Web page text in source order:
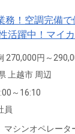
務！空調完備
活躍中！マイ
社負担！備品
上越市》
270,000円～
円～1,500円
上越市 周辺
～16:10
～00:10
～08:10
員
マシンオペレータ